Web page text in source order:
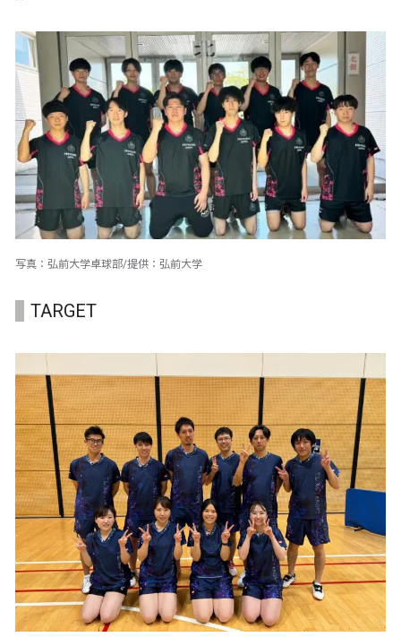
写真：弘前大学卓球部/提供：弘前大学
TARGET